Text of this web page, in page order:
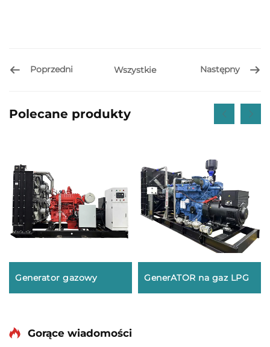
Poprzedni Wszystkie Następny
Polecane produkty
Generator gazowy GenerATOR na gaz LPG
Gorące wiadomości